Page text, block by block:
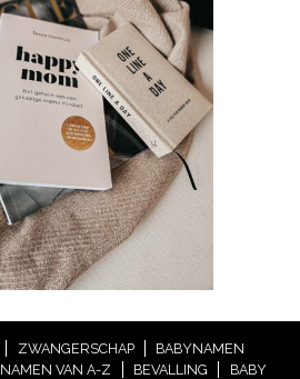
ZWANGERSCHAP
BABYNAMEN
NAMEN VAN A-Z BEVALLING
BABY